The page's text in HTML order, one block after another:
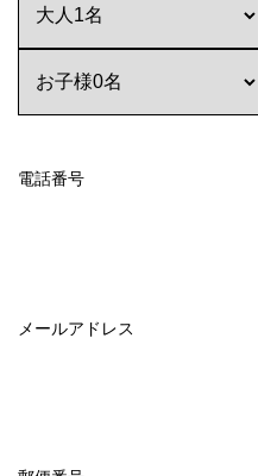
電話番号
メールアドレス